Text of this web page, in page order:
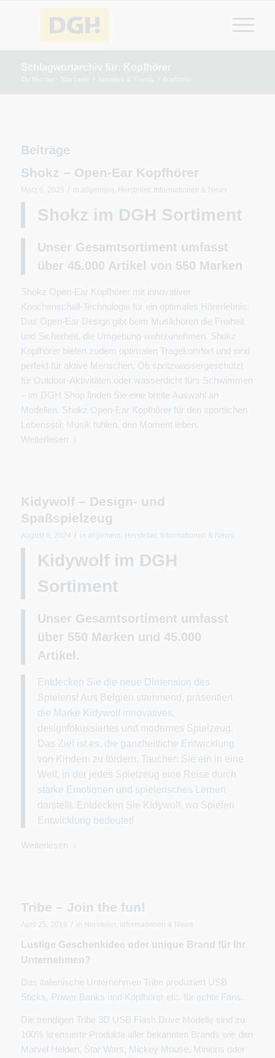
Beiträge
Shokz – Open-Ear Kopfhörer
März 6, 2025 / in allgemein, Hersteller, Informationen & News
Shokz im DGH Sortiment
Unser Gesamtsortiment umfasst
über 45.000 Artikel von 550 Marken
Shokz Open-Ear Kopfhörer mit innovativer
Knochenschall-Technologie für ein optimales Hörerlebnis:
Das Open-Ear Design gibt beim Musikhören die Freiheit
und Sicherheit, die Umgebung wahrzunehmen. Shokz
Kopfhörer bieten zudem optimalen Tragekomfort und sind
perfekt für aktive Menschen. Ob spritzwassergeschützt
für Outdoor-Aktivitäten oder wasserdicht fürs Schwimmen
– im DGH Shop finden Sie eine breite Auswahl an
Modellen. Shokz Open-Ear Kopfhörer für den sportlichen
Lebensstil: Musik fühlen, den Moment leben.
Weiterlesen
Kidywolf – Design- und
Spaßspielzeug
August 6, 2024 / in allgemein Hersteller Informationen & News
Kidywolf im DGH
Sortiment
Unser Gesamtsortiment umfasst
über 550 Marken und 45.000
Artikel.
Entdecken Sie die neue Dimension des
Spielens! Aus Belgien stammend, präsentiert
die Marke Kidywolf innovatives,
designfokussiertes und modernes Spielzeug.
Das Ziel ist es, die ganzheitliche Entwicklung
von Kindern zu fördern. Tauchen Sie ein in eine
Welt, in der jedes Spielzeug eine Reise durch
starke Emotionen und spielerisches Lernen
darstellt. Entdecken Sie Kidywolf, wo Spielen
Entwicklung bedeutet!
Weiterlesen
Tribe – Join the fun!
April 25, 2019 / in Hersteller Informationen & News
Lustige Geschenkidee oder unique Brand für Ihr
Unternehmen?
Das italienische Unternehmen Tribe produziert USB
Sticks, Power Banks und Kopfhörer etc. für echte Fans.
Die trendigen Tribe 3D USB Flash Drive Modelle sind zu
100% lizensierte Produkte aller bekannten Brands wie den
Marvel Helden, Star Wars, Mickey Mouse, Minions oder